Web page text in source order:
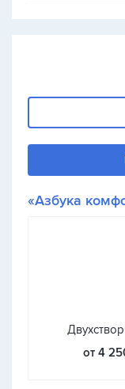
«Азбука
от 4